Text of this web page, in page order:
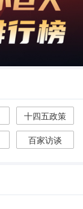
十四五政策
百家访谈